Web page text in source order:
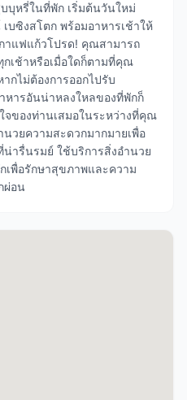
บุหรี่ในที่พัก เริ่มต้นวันใหม่
บซิงสโตก พร้อมอาหารเช้าให้
าแฟแก้วโปรด! คุณสามารถ
เช้าหรือเมื่อใดก็ตามที่คุณ
กไม่ต้องการออกไปรับ
หารอันน่าหลงใหลของที่พักก็
จของท่านเสมอในระหว่างที่คุณ
วยความสะดวกมากมายเพื่อ
ารื่นรมย์ ใช้บริการสิ่งอำนวย
พื่อรักษาสุขภาพและความ
ผ่อน